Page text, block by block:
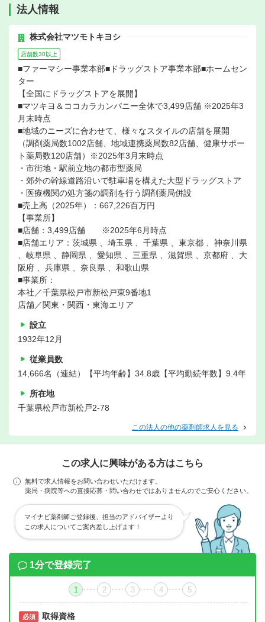
法人情報
株式会社マツモトキヨシ
店舗数30以上
■ファーマシー事業本部■ドラッグストア事業本部■ホームセン
ター
【全国にドラッグストアを展開】
■マツキヨ＆ココカラカンパニー全体で3,499店舗 ※2025年3
月末時点
■地域のニーズに合わせて、様々なスタイルの店舗を展開
（調剤薬局数1002店舗、地域連携薬局数82店舗、健康サポー
ト薬局数120店舗）※2025年3月末時点
・市街地・駅前立地の都市型薬局
・郊外の幹線道路沿いで駐車場を構えた大型ドラッグストア
・医療機関の処方箋の調剤を行う調剤薬局併設
■売上高（2025年）：667,226百万円
【事業所】
■店舗：3,499店舗 ※2025年6月時点
■店舗エリア：茨城県 、埼玉県 、千葉県 、東京都 、神奈川県
、岐阜県 、静岡県 、愛知県 、三重県 、滋賀県 、京都府 、大
阪府 、兵庫県 、奈良県 、和歌山県
■事業所：
本社／千葉県松戸市新松戸東9番地1
店舗／関東・関西・東海エリア
設立
1932年12月
従業員数
14,666名（連結）【平均年齢】34.8歳【平均勤続年数】9.4年
所在地
千葉県松戸市新松戸2-78
この法人の他の薬剤師求人を見る
この求人に興味がある方はこちら
無料で求人情報をお問い合わせいただけます。
薬局・病院等への直接応募・問い合わせではありませんのでご安心ください。
マイナビ薬剤師ご登録後、担当のアドバイザーより
この求人についてご案内差し上げます！
1分で登録完了
1 2 3 4 5
必須 取得資格